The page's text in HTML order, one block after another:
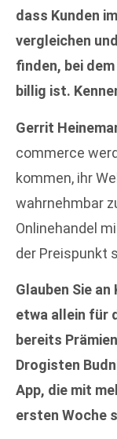
dass Kunden
vergleichen
finden, bei
billig ist.
Gerrit
commerce
kommen, ihr
wahrnehmbar
Onlinehandel
der Preispunkt
Glauben Sie
etwa allein für
bereits
Drogisten
App, die mit
ersten Woche